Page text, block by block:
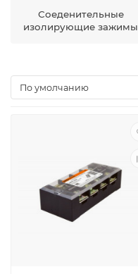
Соеденительные
изолирующие зажимы